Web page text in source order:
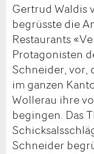
Gertrud Waldis
begrüsste die
Restaurants
Protagonisten
Schneider, vor,
im ganzen
Wollerau ihre
begingen. Das
Schneider